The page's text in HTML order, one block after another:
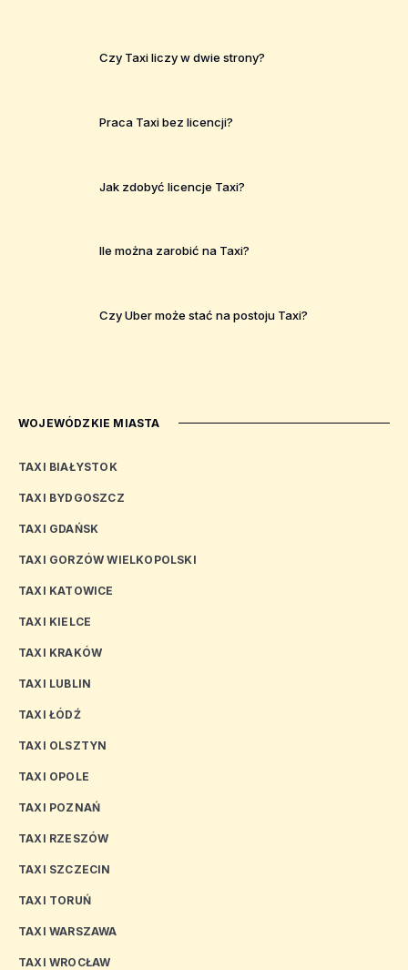
Czy Taxi liczy w dwie strony?
Praca Taxi bez licencji?
Jak zdobyć licencje Taxi?
Ile można zarobić na Taxi?
Czy Uber może stać na postoju Taxi?
WOJEWÓDZKIE MIASTA
TAXI BIAŁYSTOK
TAXI BYDGOSZCZ
TAXI GDAŃSK
TAXI GORZÓW WIELKOPOLSKI
TAXI KATOWICE
TAXI KIELCE
TAXI KRAKÓW
TAXI LUBLIN
TAXI ŁÓDŹ
TAXI OLSZTYN
TAXI OPOLE
TAXI POZNAŃ
TAXI RZESZÓW
TAXI SZCZECIN
TAXI TORUŃ
TAXI WARSZAWA
TAXI WROCŁAW